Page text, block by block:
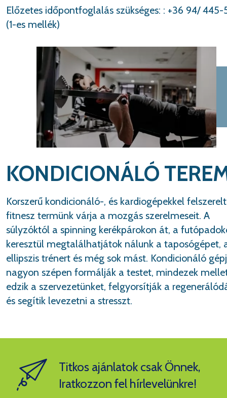
Előzetes időpontfoglalás szükséges: : +36 94/ 445-
(1-es mellék)
KONDICIONÁLÓ
Korszerű kondicionáló-, és kardiogépekkel felszerelt
fitnesz termünk várja a mozgás szerelmeseit. A
súlyzóktól a spinning kerékpárokon át, a
keresztül megtalálhatjátok nálunk a taposógépet,
ellipszis trénert és még sok mást. Kondicionáló
nagyon szépen formálják a testet, mindezek
edzik a szervezetünket, felgyorsítják a
és segítik levezetni a stresszt.
Titkos ajánlatok csak Önnek,
Iratkozzon fel hírlevelünkre!